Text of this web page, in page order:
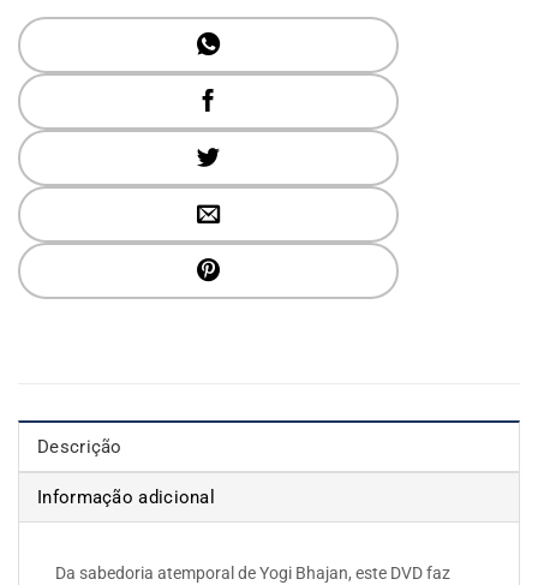
Descrição
Informação adicional
Da sabedoria atemporal de Yogi Bhajan, este DVD faz